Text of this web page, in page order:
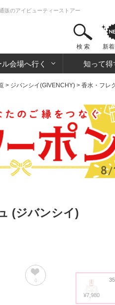
販のアイビューティーストアー
検 索 新
ル会場へ行く 知って得
> ジバンシイ(GIVENCHY) > 香水・フレ
(ジバンシイ)
0
¥7,980